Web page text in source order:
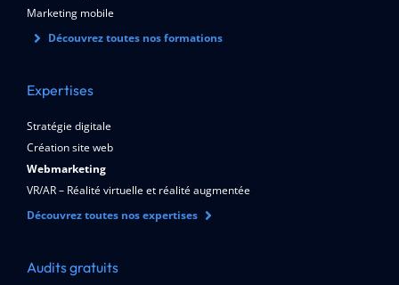
Marketing mobile
Découvrez toutes nos formations
Expertises
Stratégie digitale
Création site web
Webmarketing
VR/AR – Réalité virtuelle et réalité augmentée
Découvrez toutes nos expertises
Audits gratuits